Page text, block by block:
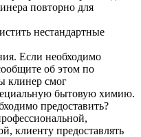
повторно для
нестандартные
Если необходимо
об этом по
клинер смог
бытовую химию.
предоставить?
клиенту предоставлять